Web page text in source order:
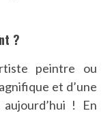
?
peintre ou
et d’une
! En